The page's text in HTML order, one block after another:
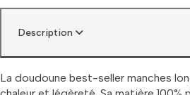
Description
La doudoune best-seller manches